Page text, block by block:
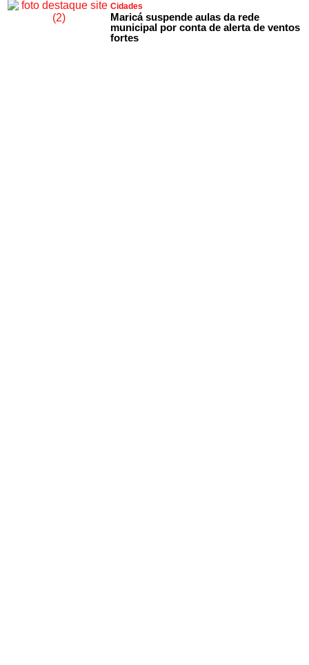
Cidades
Maricá suspende aulas da rede
municipal por conta de alerta de ventos
fortes